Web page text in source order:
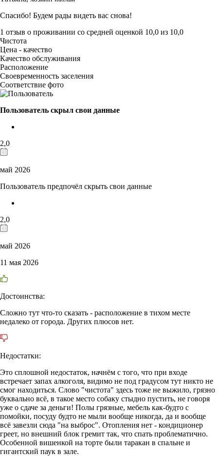
Спасибо! Будем рады видеть вас снова!
1 отзыв о проживании со средней оценкой 10,0 из 10,0
Чистота
Цена - качество
Качество обслуживания
Расположение
Своевременность заселения
Соответствие фото
Пользователь скрыл свои данные
2,0
май 2026
Пользователь предпочёл скрыть свои данные
2,0
май 2026
11 мая 2026
Достоинства:
Сложно тут что-то сказать - расположение в тихом месте
недалеко от города. Других плюсов нет.
Недостатки:
Это сплошной недостаток, начнём с того, что при входе
встречает запах алкоголя, видимо не под градусом тут никто не
смог находиться. Слово "чистота" здесь тоже не выжило, грязно
буквально всё, в такое место собаку стыдно пустить, не говоря
уже о сдаче за деньги! Полы грязные, мебель как-будто с
помойки, посуду будто не мыли вообще никогда, да и вообще
всё завезли сюда "на выброс". Отопления нет - кондиционер
греет, но внешний блок гремит так, что спать проблематично.
Особенной вишенкой на торте были таракан в спальне и
гигантский паук в зале.